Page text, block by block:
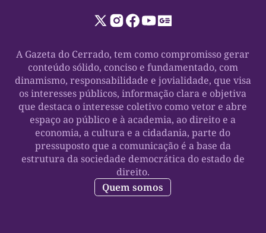
A Gazeta do Cerrado, tem como compromisso gerar
conteúdo sólido, conciso e fundamentado, com
dinamismo, responsabilidade e jovialidade, que visa
os interesses públicos, informação clara e objetiva
que destaca o interesse coletivo como vetor e abre
espaço ao público e à academia, ao direito e a
economia, a cultura e a cidadania, parte do
pressuposto que a comunicação é a base da
estrutura da sociedade democrática do estado de
direito.
Quem somos